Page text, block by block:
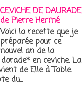
CEVICHE DE DAURADE
de Pierre Hermé
Voici la recette que je
préparée pour ce
nouvel an de la
en ceviche. La
de Elle à Table.
du...